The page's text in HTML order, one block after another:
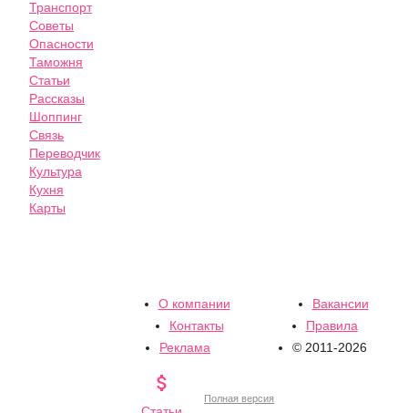
Транспорт
Советы
Опасности
Таможня
Статьи
Рассказы
Шоппинг
Связь
Переводчик
Культура
Кухня
Карты
О компании
Вакансии
Контакты
Правила
Реклама
© 2011-2026

Полная версия